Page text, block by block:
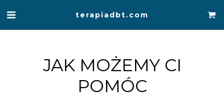
terapiadbt.com
JAK MOŻEMY CI
POMÓC